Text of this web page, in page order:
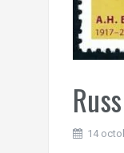
14